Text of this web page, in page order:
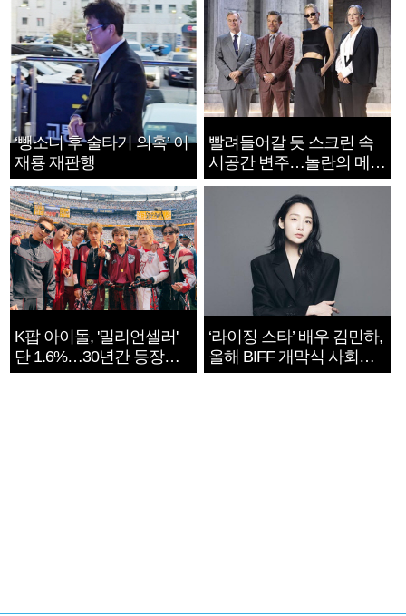
‘뺑소니 후 술타기 의혹’ 이
재룡 재판행
빨려들어갈 듯 스크린 속
시공간 변주…놀란의 메시
지는 ‘전쟁 속죄’
K팝 아이돌, '밀리언셀러'
단 1.6%…30년간 등장
1182개팀 전수조사
‘라이징 스타’ 배우 김민하,
올해 BIFF 개막식 사회자
확정